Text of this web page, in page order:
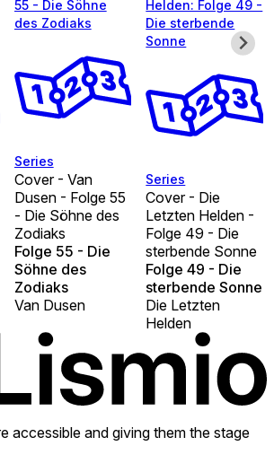
55 - Die Söhne
des Zodiaks
Series
Cover - Van
Dusen - Folge 55
- Die Söhne des
Zodiaks
Folge 55 - Die
Söhne des
Zodiaks
Van Dusen
Helden: Folge 49 -
Die sterbende
Sonne
Series
Cover - Die
Letzten Helden -
Folge 49 - Die
sterbende Sonne
Folge 49 - Die
sterbende Sonne
Die Letzten
Helden
accessible and giving them the stage